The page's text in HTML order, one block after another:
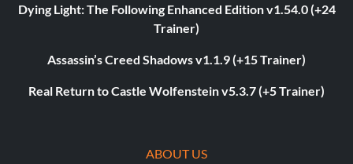
Dying Light: The Following Enhanced Edition v1.54.0 (+24
Trainer)
Assassin’s Creed Shadows v1.1.9 (+15 Trainer)
Real Return to Castle Wolfenstein v5.3.7 (+5 Trainer)
ABOUT US